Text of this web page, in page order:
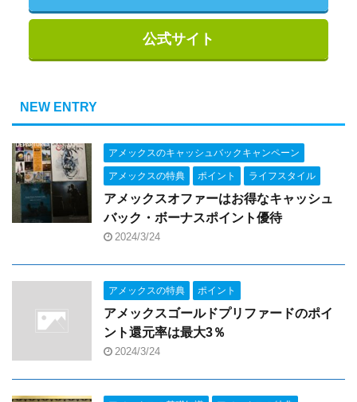
公式サイト
NEW ENTRY
アメックスのキャッシュバックキャンペーン
アメックスの特典 ポイント ライフスタイル
アメックスオファーはお得なキャッシュ
バック・ボーナスポイント優待
2024/3/24
アメックスの特典 ポイント
アメックスゴールドプリファードのポイ
ント還元率は最大3％
2024/3/24